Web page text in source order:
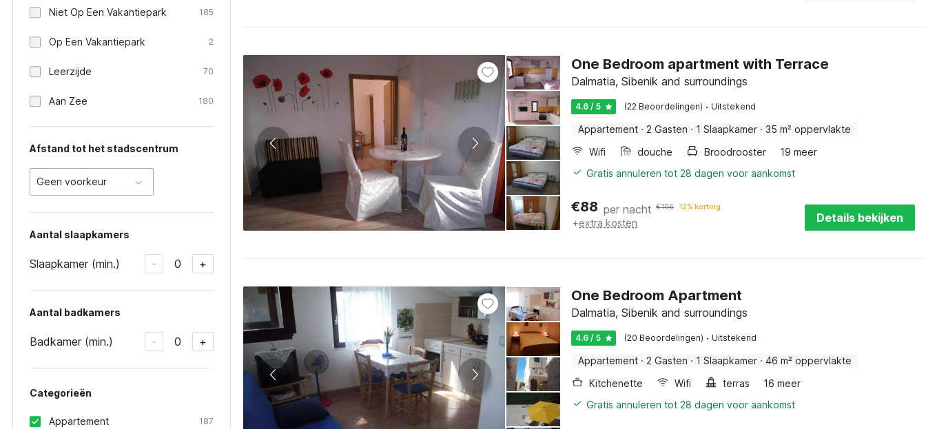
Niet Op Een Vakantiepark 185
Op Een Vakantiepark 2
Leerzijde 70
Aan Zee 180
Afstand tot het stadscentrum
Geen voorkeur
Aantal slaapkamers
Slaapkamer (min.) - 0 +
Aantal badkamers
Badkamer (min.) - 0 +
Categorieën
Appartement 187
One Bedroom apartment with Terrace
Dalmatia, Sibenik and surroundings
4.6 / 5 (22 Beoordelingen) · Uitstekend
Appartement · 2 Gasten · 1 Slaapkamer · 35 m² oppervlakte
Wifi
douche Broodrooster
19 meer
Gratis annuleren tot 28 dagen voor aankomst
€88 per nacht €106 12% korting
+extra kosten Details bekijken
One Bedroom Apartment
Dalmatia, Sibenik and surroundings
4.6 / 5 (20 Beoordelingen) · Uitstekend
Appartement · 2 Gasten · 1 Slaapkamer · 46 m² oppervlakte
Kitchenette
Wifi terras
16 meer
Gratis annuleren tot 28 dagen voor aankomst